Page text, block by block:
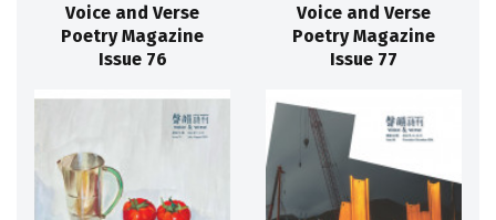
Voice and Verse
Poetry Magazine
Issue 76
Voice and Verse
Poetry Magazine
Issue 77